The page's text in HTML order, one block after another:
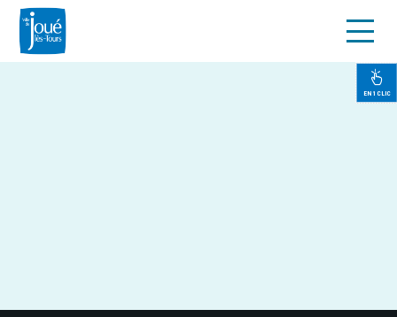
EN 1 CLIC